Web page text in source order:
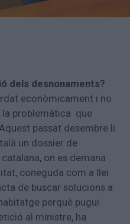
dels desnonaments?
econòmicament i no
la problemàtica que
passat desembre li
un dossier de
on es demana
coneguda com a llei
de buscar solucions a
perquè pugui
al ministre, ha